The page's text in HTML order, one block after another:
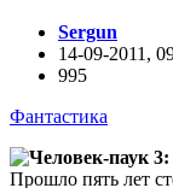
Sergun
14-09-2011,
995
Фантастика
Прошло пять лет